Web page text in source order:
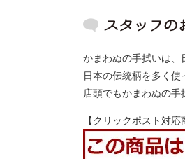
かまわぬの手拭いは、
日本の伝統柄を多く使
店頭でもかまわぬの手
【クリックポスト対応